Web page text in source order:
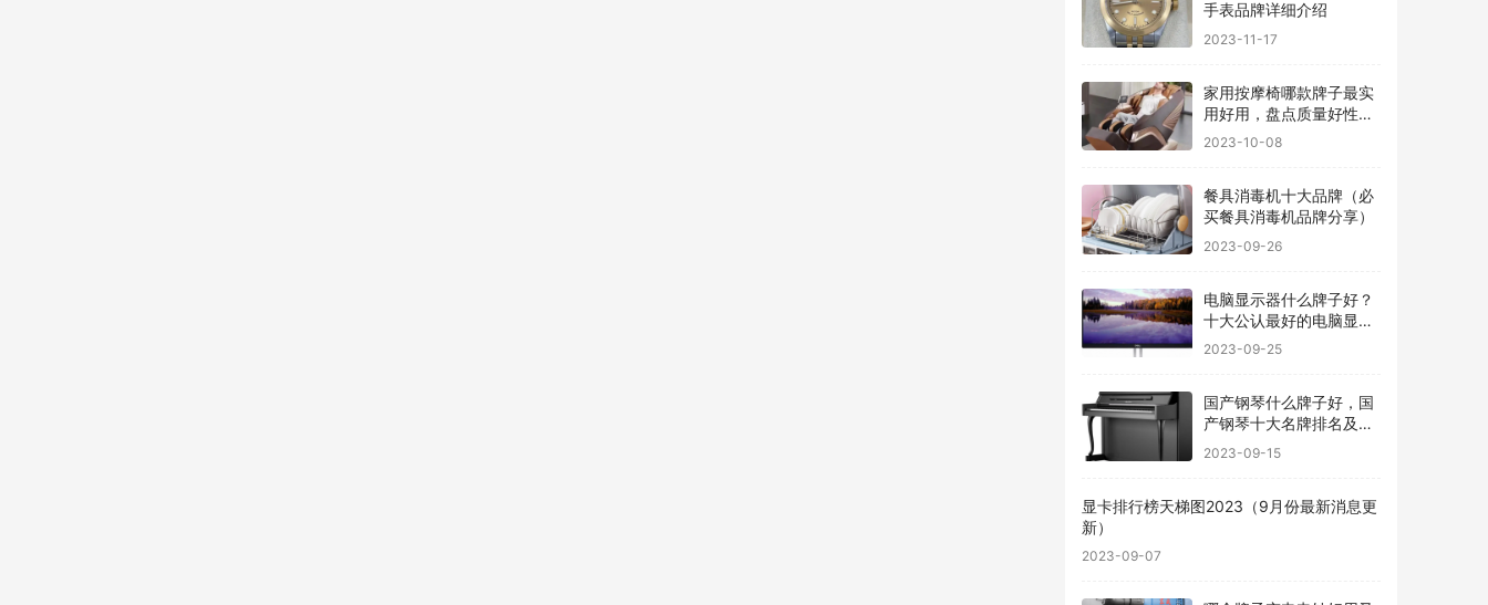
手表品牌详细介绍
2023-11-17
家用按摩椅哪款牌子最实
用好用，盘点质量好性价
比高的品牌
2023-10-08
餐具消毒机十大品牌（必
买餐具消毒机品牌分享）
2023-09-26
电脑显示器什么牌子好？
十大公认最好的电脑显示
器
2023-09-25
国产钢琴什么牌子好，国
产钢琴十大名牌排名及价
格
2023-09-15
显卡排行榜天梯图2023（9月份最新消息更
新）
2023-09-07